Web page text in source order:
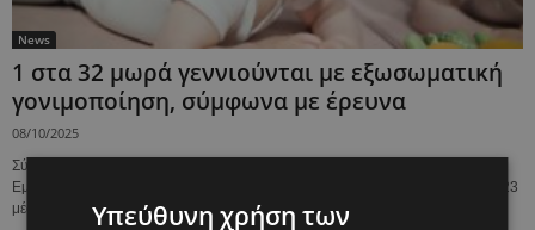
News
1 στα 32 μωρά γεννιούνται με εξωσωματική
γονιμοποίηση, σύμφωνα με έρευνα
08/10/2025
Σύμφωνα με την τελευταία έκθεση της Αρχής Ανθρώπινης Γονιμοποίησης και
Εμβρυολογίας (HFEA), σχεδόν 21.000 μωρά γεννήθηκαν στη Βρετανία το 2023
μέσω εξωσωματικής γονιμοποίησης (IVF),...
Υπεύθυνη χρήση των